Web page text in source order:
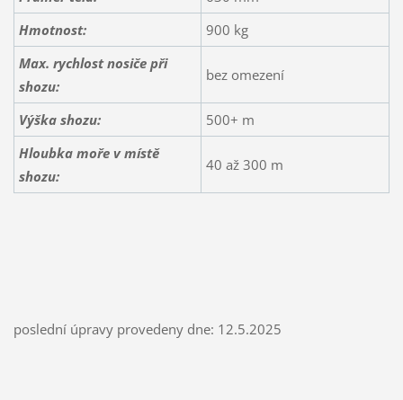
Hmotnost:
900 kg
Max. rychlost nosiče při
shozu:
bez omezení
Výška shozu:
500+ m
Hloubka moře v místě
shozu:
40 až 300 m
poslední úpravy provedeny dne: 12.5.2025